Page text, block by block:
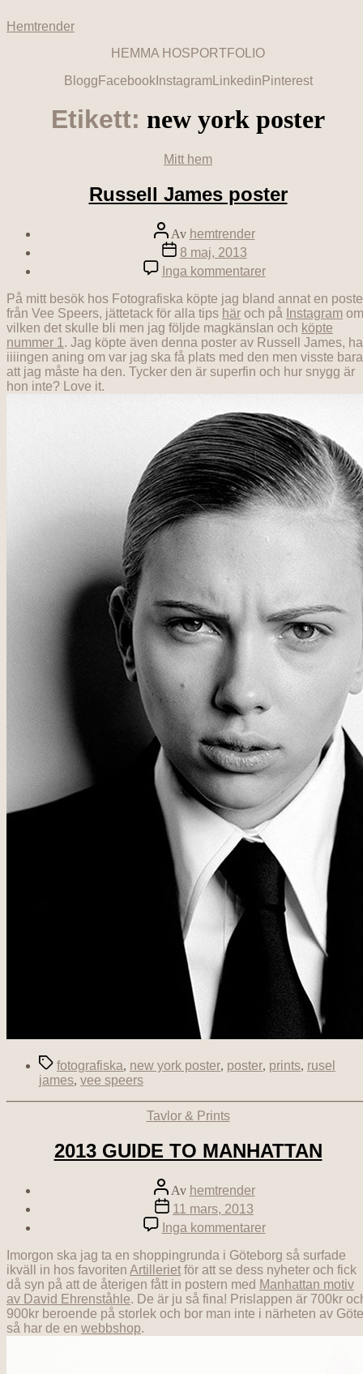
till
Hemtrender
HEMMA HOS PORTFOLIO
Blogg FacebookInstagramLinkedin Pinterest
Etikett: new york poster
Kategorier
Mitt hem
Russell James poster
Inläggsförfattare
Av hemtrender
Inläggsdatum
8 maj, 2013
Inga kommentarertill
Russell
James
poster
På mitt besök hos Fotografiska köpte jag bland annat en
från Vee Speers, jättetack för alla tips här och på Instagram om
vilken det skulle bli men jag följde magkänslan och köpte
nummer 1 . Jag köpte även denna poster av Russell James,
iiiingen aning om var jag ska få plats med den men visste bara
att jag måste ha den. Tycker den är superfin och hur snygg är
hon inte? Love it.
Etiketter
fotografiska, new york poster, poster, prints, rusel
james, vee speers
Kategorier
Tavlor & Prints
2013 GUIDE TO MANHATTAN
Inläggsförfattare
Av hemtrender
Inläggsdatum
11 mars, 2013
Inga kommentarertill
2013
GUIDE
TO
MANHATTAN
Imorgon ska jag ta en shoppingrunda i Göteborg så surfade
ikväll in hos favoriten Artilleriet för att se dess nyheter och fick
då syn på att de återigen fått in postern med Manhattan motiv
av David Ehrenståhle. De är ju så fina! Prislappen är 700kr
900kr beroende på storlek och bor man inte i närheten av
så har de en webbshop.